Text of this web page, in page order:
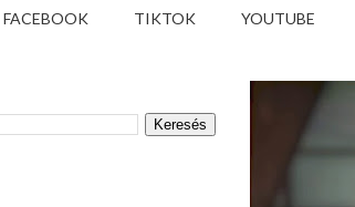
FACEBOOK TIKTOK YOUTUBE